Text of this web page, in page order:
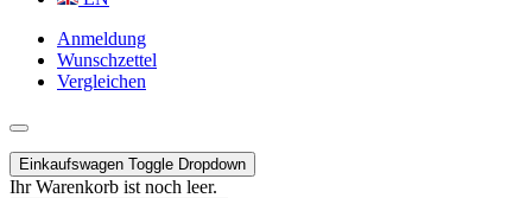
Anmeldung
Wunschzettel
Vergleichen
Einkaufswagen Toggle Dropdown
Ihr Warenkorb ist noch leer.